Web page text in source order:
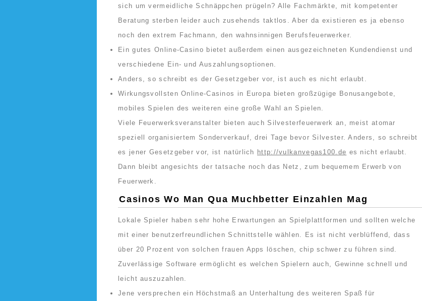
sich um vermeidliche Schnäppchen prügeln? Alle Fachmärkte, mit kompetenter
Beratung sterben leider auch zusehends taktlos. Aber da existieren es ja ebenso
noch den extrem Fachmann, den wahnsinnigen Berufsfeuerwerker.
Ein gutes Online-Casino bietet außerdem einen ausgezeichneten Kundendienst und
verschiedene Ein- und Auszahlungsoptionen.
Anders, so schreibt es der Gesetzgeber vor, ist auch es nicht erlaubt.
Wirkungsvollsten Online-Casinos in Europa bieten großzügige Bonusangebote,
mobiles Spielen des weiteren eine große Wahl an Spielen.
Viele Feuerwerksveranstalter bieten auch Silvesterfeuerwerk an, meist atomar
speziell organisiertem Sonderverkauf, drei Tage bevor Silvester. Anders, so schreibt
es jener Gesetzgeber vor, ist natürlich http://vulkanvegas100.de es nicht erlaubt.
Dann bleibt angesichts der tatsache noch das Netz, zum bequemem Erwerb von
Feuerwerk.
Casinos Wo Man Qua Muchbetter Einzahlen Mag
Lokale Spieler haben sehr hohe Erwartungen an Spielplattformen und sollten welche
mit einer benutzerfreundlichen Schnittstelle wählen. Es ist nicht verblüffend, dass
über 20 Prozent von solchen frauen Apps löschen, chip schwer zu führen sind.
Zuverlässige Software ermöglicht es welchen Spielern auch, Gewinne schnell und
leicht auszuzahlen.
Jene versprechen ein Höchstmaß an Unterhaltung des weiteren Spaß für